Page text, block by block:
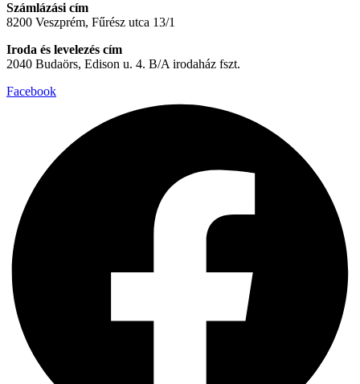
Számlázási cím
8200 Veszprém, Fűrész utca 13/1
Iroda és levelezés cím
2040 Budaörs, Edison u. 4. B/A irodaház fszt.
Facebook